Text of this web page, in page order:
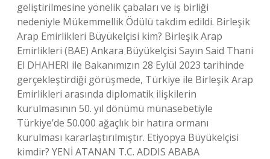
geliştirilmesine yönelik çabaları ve iş birliği
nedeniyle Mükemmellik Ödülü takdim edildi. Birleşik
Arap Emirlikleri Büyükelçisi kim? Birleşik Arap
Emirlikleri (BAE) Ankara Büyükelçisi Sayın Said Thani
El DHAHERI ile Bakanımızın 28 Eylül 2023 tarihinde
gerçekleştirdiği görüşmede, Türkiye ile Birleşik Arap
Emirlikleri arasında diplomatik ilişkilerin
kurulmasının 50. yıl dönümü münasebetiyle
Türkiye’de 50.000 ağaçlık bir hatıra ormanı
kurulması kararlaştırılmıştır. Etiyopya Büyükelçisi
kimdir? YENİ ATANAN T.C. ADDIS ABABA